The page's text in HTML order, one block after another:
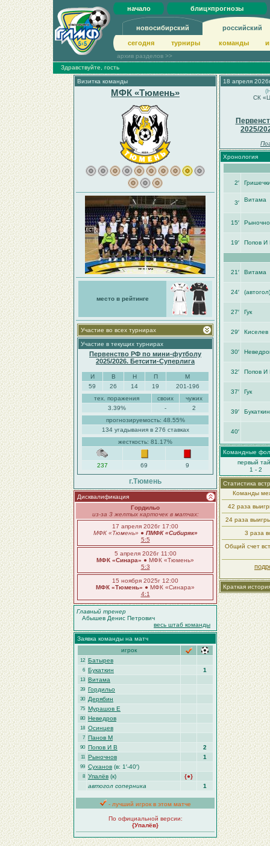
начало блиц×прогнозы
новосибирский российский
сегодня турниры команды
архив разделов >>
Здравствуйте, гость
Визитка команды
МФК «Тюмень»
место в рейтинге
Участие во всех турнирах
Участие в текущих турнирах
Первенство РФ по мини-футболу
2025/2026. Бетсити-Суперлига
И В Н П
М
59
26 14 19
201-196
тех. поражения
своих
чужих
3.39%
-
2
прогнозируемость: 48.55%
134 угадывания в 276 ставках
жесткость: 81.17%
237 69 9
г.Тюмень
Дисквалификация
Гордильо
из-за 3 желтых карточек в матчах:
17 апреля 2026г 17:00
МФК «Тюмень» ● ПМФК «Сибиряк»
5:5
5 апреля 2026г 11:00
МФК «Синара» ● МФК «Тюмень»
5:3
15 ноября 2025г 12:00
МФК «Тюмень» ● МФК «Синара»
4:1
Главный тренер
Абышев Денис Петрович
весь штаб команды
Заявка команды на матч
игрок
12 Батырев
6 Букаткин 1
13 Витама
39 Гордильо
30 Дерябин
75 Мурашов Е
80 Неведров
18 Осинцев
7 Панов М
90 Попов И В 2
11 Рыночнов 1
99 Суханов (в: 1′-40′)
8 Упалёв (к)
{●}
автогол соперника
1
- лучший игрок в этом матче
По официальной версии:
{Упалёв}
18 апреля
СК
2025/
Хронология
2′
3′ Витама
15′
19′ Попов И
21′ Витама
24′ (автогол)
27′ Гук
29′ Киселев
30′
32′ Попов И
37′ Гук
39′ Букаткин
40′
Командные
первый
1 - 2
Статистика
Команды
42 раза
24 раза
3 раза
Общий счет
Краткая